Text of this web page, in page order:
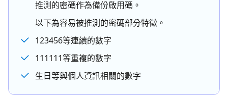
推測的密碼作為備份啟用碼。
以下為容易被推測的密碼部分特徵。
123456等連續的數字
111111等重複的數字
生日等與個人資訊相關的數字